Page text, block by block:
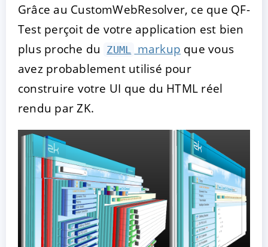
Grâce au CustomWebResolver, ce que QF-
Test perçoit de votre application est bien
plus proche du
ZUML markup que vous
avez probablement utilisé pour
construire votre UI que du HTML réel
rendu par ZK.